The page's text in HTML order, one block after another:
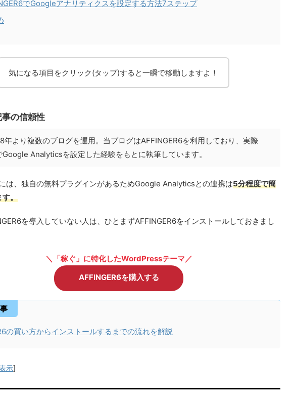
でGoogleアナリティクスを設定する方法7ステップ
気になる項目をクリック(タップ)すると一瞬で移動しますよ！
事の信頼性
年より複数のブログを運用。当ブログはAFFINGER6を利用しており、実際
Google Analyticsを設定した経験をもとに執筆しています。
は、独自の無料プラグインがあるためGoogle Analyticsとの連携は5分程度で簡
す。
を導入していない人は、ひとまずAFFINGER6をインストールしておきまし
＼「稼ぐ」に特化したWordPressテーマ／
AFFINGER6を購入する
の買い方からインストールするまでの流れを解説
示]